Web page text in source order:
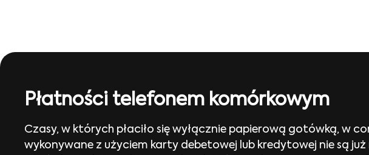
Płatności telefonem komórkowym
Czasy, w których płaciło się wyłącznie papierową gotówką, w
wykonywane z użyciem karty debetowej lub kredytowej nie są